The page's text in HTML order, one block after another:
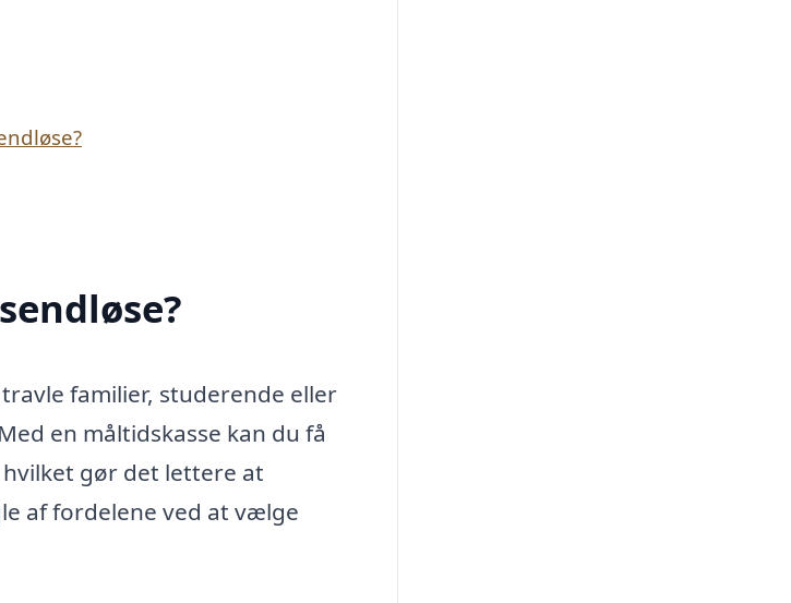
familier, studerende eller
en måltidskasse kan du få
gør det lettere at
af fordelene ved at vælge